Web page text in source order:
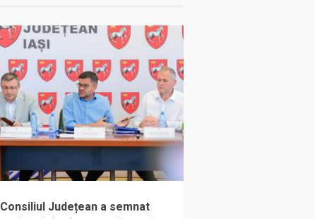
Consiliul Județean a semnat